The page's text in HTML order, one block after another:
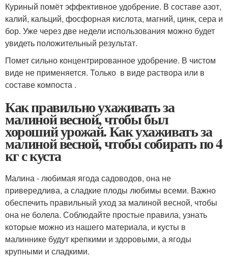
Куриный помёт эффективное удобрение. В составе азот,
калий, кальций, фосфорная кислота, магний, цинк, сера и
бор. Уже через две недели использования можно будет
увидеть положительный результат.
Помет сильно концентрированное удобрение. В чистом
виде не применяется. Только в виде раствора или в
составе компоста .
Как правильно ухаживать за
малиной весной, чтобы был
хороший урожай. Как ухаживать за
малиной весной, чтобы собирать по 4
кг с куста
Малина - любимая ягода садоводов, она не
привередлива, а сладкие плоды любимы всеми. Важно
обеспечить правильный уход за малиной весной, чтобы
она не болела. Соблюдайте простые правила, узнать
которые можно из нашего материала, и кусты в
малиннике будут крепкими и здоровыми, а ягоды
крупными и сладкими.